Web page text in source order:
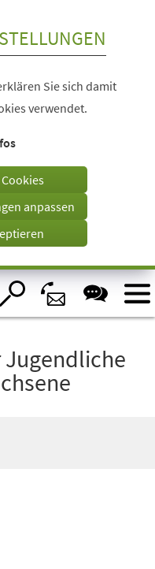
Sie sich damit
verwendet.
anpassen
Jugendliche